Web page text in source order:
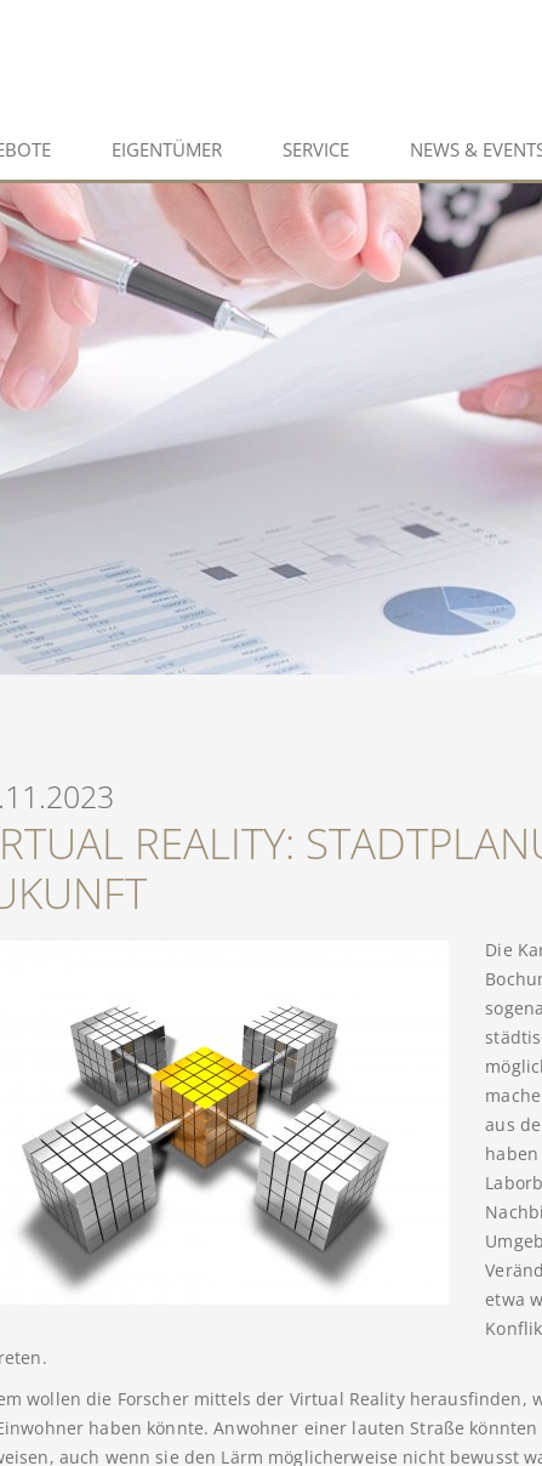
EIGENTÜMER SERVICE NEWS &
REALITY:
Die
aus
etwa
wollen die Forscher mittels der Virtual Reality herausfinden,
haben könnte. Anwohner einer lauten Straße
auch wenn sie den Lärm möglicherweise nicht bewusst